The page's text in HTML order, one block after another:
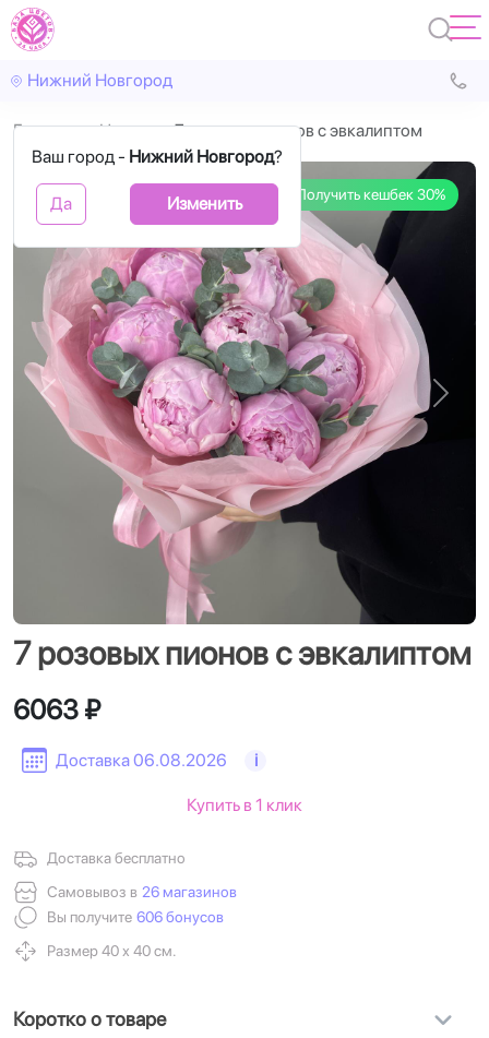
Нижний Новгород
Ваш город - Нижний Новгород?
Да Изменить
Главная Цветы 7 розовых пионов с эвкалиптом
Получить кешбек 30%
Назад
7 розовых пионов с эвкалиптом
Доставка 06.08.2026 i
6063 ₽
Доставка бесплатно
Самовывоз в 26 магазинов
Вы получите 606 бонусов
Размер 40 х 40 см.
Купить в 1 клик
Коротко о товаре